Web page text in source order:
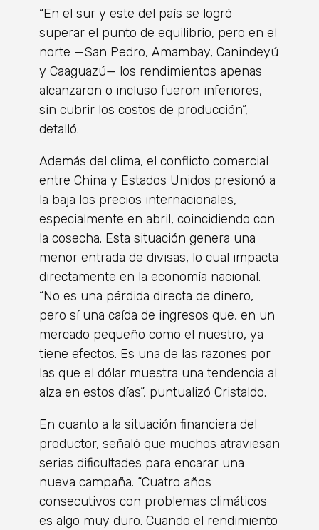
“En el sur y este del país se logró
superar el punto de equilibrio, pero en el
norte —San Pedro, Amambay, Canindeyú
y Caaguazú— los rendimientos apenas
alcanzaron o incluso fueron inferiores,
sin cubrir los costos de producción”,
detalló.
Además del clima, el conflicto comercial
entre China y Estados Unidos presionó a
la baja los precios internacionales,
especialmente en abril, coincidiendo con
la cosecha. Esta situación genera una
menor entrada de divisas, lo cual impacta
directamente en la economía nacional.
“No es una pérdida directa de dinero,
pero sí una caída de ingresos que, en un
mercado pequeño como el nuestro, ya
tiene efectos. Es una de las razones por
las que el dólar muestra una tendencia al
alza en estos días”, puntualizó Cristaldo.
En cuanto a la situación financiera del
productor, señaló que muchos atraviesan
serias dificultades para encarar una
nueva campaña. “Cuatro años
consecutivos con problemas climáticos
es algo muy duro. Cuando el rendimiento